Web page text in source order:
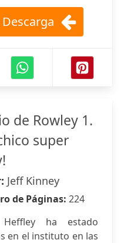
de Rowley 1.
super
Jeff Kinney
de Páginas: 224
ha estado
en el instituto en las